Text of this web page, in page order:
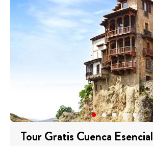
Tour Gratis Cuenca Esencial